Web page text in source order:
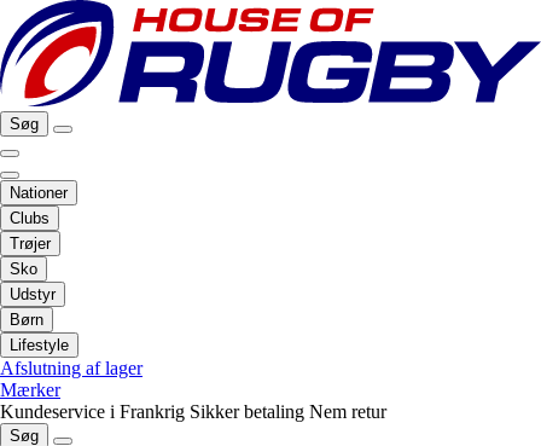
Søg
Nationer
Clubs
Trøjer
Sko
Udstyr
Børn
Lifestyle
Afslutning af lager
Mærker
Kundeservice i Frankrig Sikker betaling Nem retur
Søg